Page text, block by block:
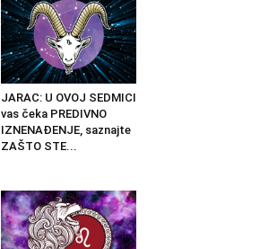
JARAC: U OVOJ SEDMICI
vas čeka PREDIVNO
IZNENAĐENJE, saznajte
ZAŠTO STE...